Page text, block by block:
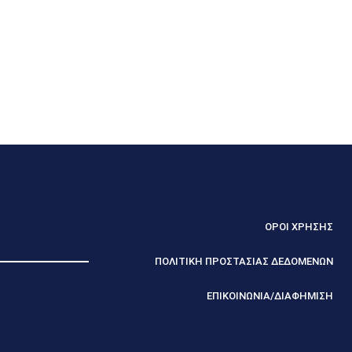
ΟΡΟΙ ΧΡΗΣΗΣ
ΠΟΛΙΤΙΚΗ ΠΡΟΣΤΑΣΙΑΣ ΔΕΔΟΜΕΝΩΝ
ΕΠΙΚΟΙΝΩΝΙΑ/ΔΙΑΦΗΜΙΣΗ